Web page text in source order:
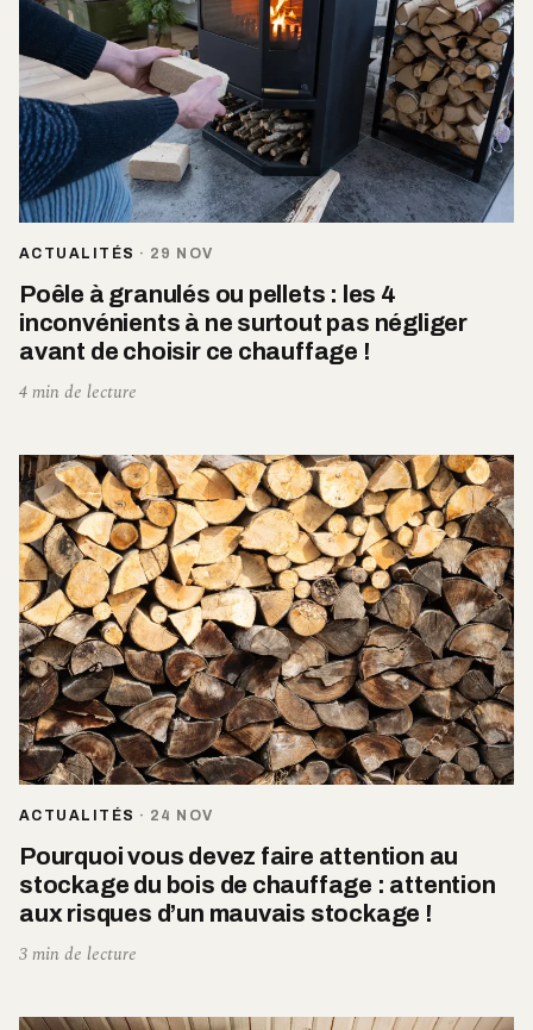
ACTUALITÉS · 29 NOV
Poêle à granulés ou pellets : les 4
inconvénients à ne surtout pas négliger
avant de choisir ce chauffage !
4 min de lecture
ACTUALITÉS · 24 NOV
Pourquoi vous devez faire attention au
stockage du bois de chauffage : attention
aux risques d’un mauvais stockage !
3 min de lecture